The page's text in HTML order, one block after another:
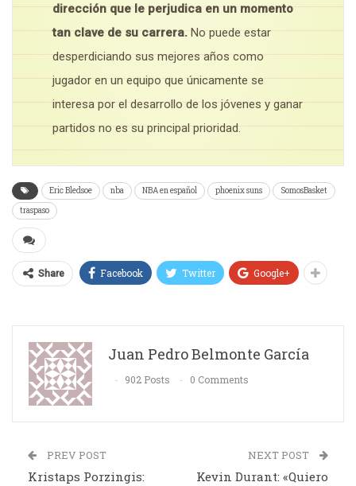
dirección que le perjudica en un momento
tan clave de su carrera. No puede estar
desperdiciando sus mejores años como
jugador en un equipo que únicamente se
interesa por el desarrollo de los jóvenes y ganar
partidos no es su principal prioridad.
Eric Bledsoe nba NBA en español phoenix suns
SomosBasket
traspaso
Share Facebook Twitter Google+
Juan Pedro Belmonte García
902 Posts 0 Comments
PREV POST
Kristaps Porzingis:
NEXT POST
Kevin Durant: «Quiero